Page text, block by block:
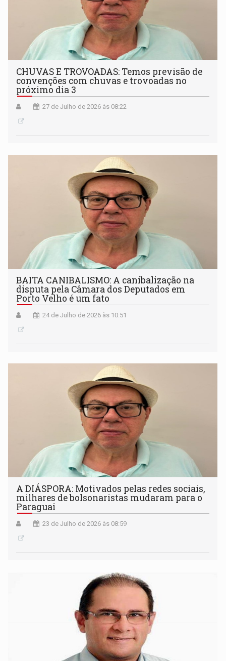
CHUVAS E TROVOADAS: Temos previsão de
convenções com chuvas e trovoadas no
próximo dia 3
27 de Julho de 2026 às 08:22
BAITA CANIBALISMO: A canibalização na
disputa pela Câmara dos Deputados em
Porto Velho é um fato
24 de Julho de 2026 às 10:51
A DIÁSPORA: Motivados pelas redes sociais,
milhares de bolsonaristas mudaram para o
Paraguai
23 de Julho de 2026 às 08:59